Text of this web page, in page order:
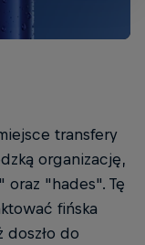
transfery
organizację,
"hades". Tę
fińska
doszło do